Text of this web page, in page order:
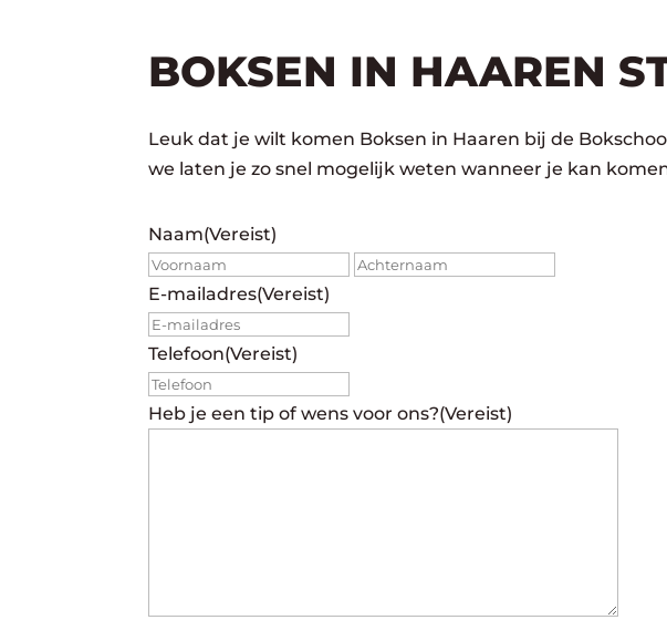
BOKSEN IN HAAREN
Leuk dat je wilt komen Boksen in Haaren bij de
we laten je zo snel mogelijk weten wanneer je kan
Naam(Vereist)
Voornaam
E-mailadres(Vereist)
Telefoon(Vereist)
Heb je een tip of wens voor ons?(Vereist)